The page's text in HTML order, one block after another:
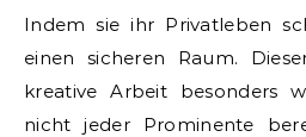
Indem sie ihr Privatleben
einen sicheren Raum.
kreative Arbeit besonders
nicht jeder Prominente